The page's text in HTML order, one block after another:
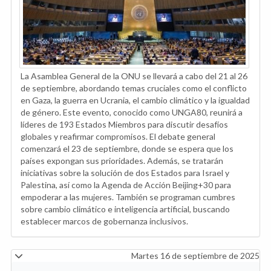
La Asamblea General de la ONU se llevará a cabo del 21 al 26
de septiembre, abordando temas cruciales como el conflicto
en Gaza, la guerra en Ucrania, el cambio climático y la igualdad
de género. Este evento, conocido como UNGA80, reunirá a
líderes de 193 Estados Miembros para discutir desafíos
globales y reafirmar compromisos. El debate general
comenzará el 23 de septiembre, donde se espera que los
países expongan sus prioridades. Además, se tratarán
iniciativas sobre la solución de dos Estados para Israel y
Palestina, así como la Agenda de Acción Beijing+30 para
empoderar a las mujeres. También se programan cumbres
sobre cambio climático e inteligencia artificial, buscando
establecer marcos de gobernanza inclusivos.
Martes 16 de septiembre de 2025